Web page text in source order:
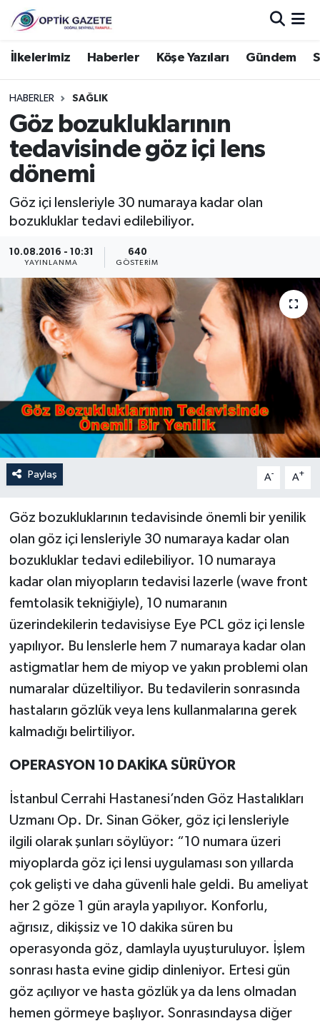
İlkelerimiz Haberler Köşe Yazıları Gündem
HABERLER SAĞLIK
Göz bozukluklarının
tedavisinde göz içi lens
dönemi
Göz içi lensleriyle 30 numaraya kadar olan
bozukluklar tedavi edilebiliyor.
10.08.2016 - 10:31
YAYINLANMA
640
GÖSTERIM
Paylaş A- A+
Göz bozukluklarının tedavisinde önemli bir yenilik
olan göz içi lensleriyle 30 numaraya kadar olan
bozukluklar tedavi edilebiliyor. 10 numaraya
kadar olan miyopların tedavisi lazerle (wave front
femtolasik tekniğiyle), 10 numaranın
üzerindekilerin tedavisiyse Eye PCL göz içi lensle
yapılıyor. Bu lenslerle hem 7 numaraya kadar olan
astigmatlar hem de miyop ve yakın problemi olan
numaralar düzeltiliyor. Bu tedavilerin sonrasında
hastaların gözlük veya lens kullanmalarına gerek
kalmadığı belirtiliyor.
OPERASYON 10 DAKİKA SÜRÜYOR
İstanbul Cerrahi Hastanesi’nden Göz Hastalıkları
Uzmanı Op. Dr. Sinan Göker, göz içi lensleriyle
ilgili olarak şunları söylüyor: “10 numara üzeri
miyoplarda göz içi lensi uygulaması son yıllarda
çok gelişti ve daha güvenli hale geldi. Bu ameliyat
her 2 göze 1 gün arayla yapılıyor. Konforlu,
ağrısız, dikişsiz ve 10 dakika süren bu
operasyonda göz, damlayla uyuşturuluyor. İşlem
sonrası hasta evine gidip dinleniyor. Ertesi gün
göz açılıyor ve hasta gözlük ya da lens olmadan
hemen görmeye başlıyor. Sonrasındaysa diğer
Nöbetçi Eczaneler
Hava Durumu
İstanbul Namaz Vakitleri
Trafik Durumu
Süper Lig Puan Durumu ve Fikstür
Haber Arşivi